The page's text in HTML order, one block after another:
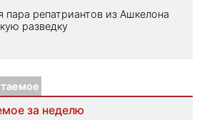
пара репатриантов из Ашкелона
разведку
за неделю